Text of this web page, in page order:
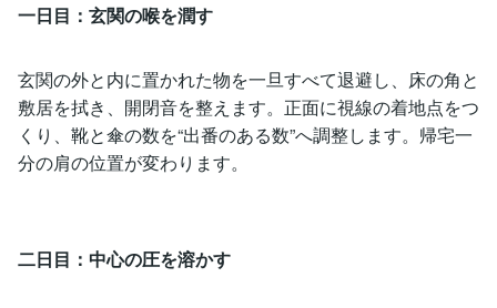
一日目：玄関の喉を潤す
玄関の外と内に置かれた物を一旦すべて退避し、床の角と
敷居を拭き、開閉音を整えます。正面に視線の着地点をつ
くり、靴と傘の数を“出番のある数”へ調整します。帰宅一
分の肩の位置が変わります。
二日目：中心の圧を溶かす